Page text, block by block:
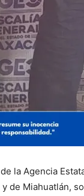
la Agencia
de Miahuatlán,